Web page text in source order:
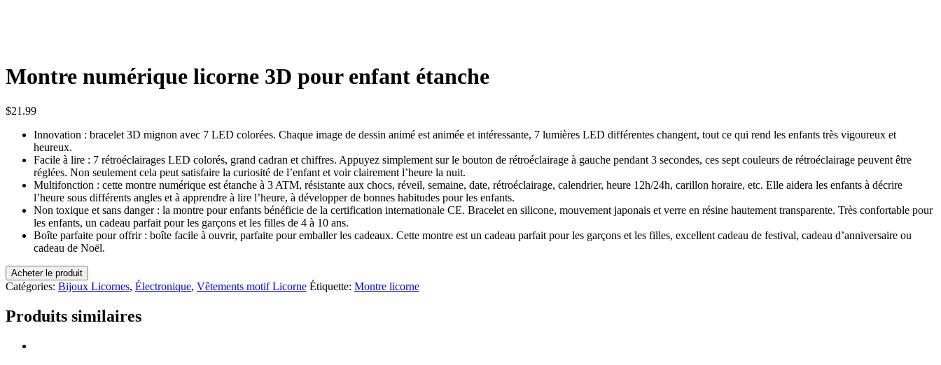
Montre numérique licorne 3D pour enfant étanche
$21.99
Innovation : bracelet 3D mignon avec 7 LED colorées. Chaque image de dessin animé est animée et intéressante, 7 lumières LED différentes changent, tout ce qui rend les enfants très vigoureux et
heureux.
Facile à lire : 7 rétroéclairages LED colorés, grand cadran et chiffres. Appuyez simplement sur le bouton de rétroéclairage à gauche pendant 3 secondes, ces sept couleurs de rétroéclairage peuvent être
réglées. Non seulement cela peut satisfaire la curiosité de l’enfant et voir clairement l’heure la nuit.
Multifonction : cette montre numérique est étanche à 3 ATM, résistante aux chocs, réveil, semaine, date, rétroéclairage, calendrier, heure 12h/24h, carillon horaire, etc. Elle aidera les enfants à décrire
l’heure sous différents angles et à apprendre à lire l’heure, à développer de bonnes habitudes pour les enfants.
Non toxique et sans danger : la montre pour enfants bénéficie de la certification internationale CE. Bracelet en silicone, mouvement japonais et verre en résine hautement transparente. Très confortable pour
les enfants, un cadeau parfait pour les garçons et les filles de 4 à 10 ans.
Boîte parfaite pour offrir : boîte facile à ouvrir, parfaite pour emballer les cadeaux. Cette montre est un cadeau parfait pour les garçons et les filles, excellent cadeau de festival, cadeau d’anniversaire ou
cadeau de Noël.
Acheter le produit
Catégories: Bijoux Licornes, Électronique, Vêtements motif Licorne Étiquette: Montre licorne
Produits similaires